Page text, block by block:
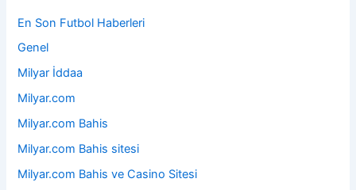
En Son Futbol Haberleri
Genel
Milyar İddaa
Milyar.com
Milyar.com Bahis
Milyar.com Bahis sitesi
Milyar.com Bahis ve Casino Sitesi